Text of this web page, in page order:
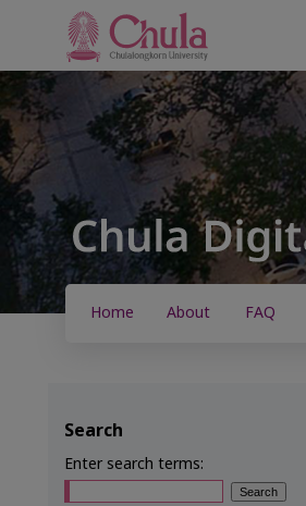
Home About FAQ
Search
Enter search terms: